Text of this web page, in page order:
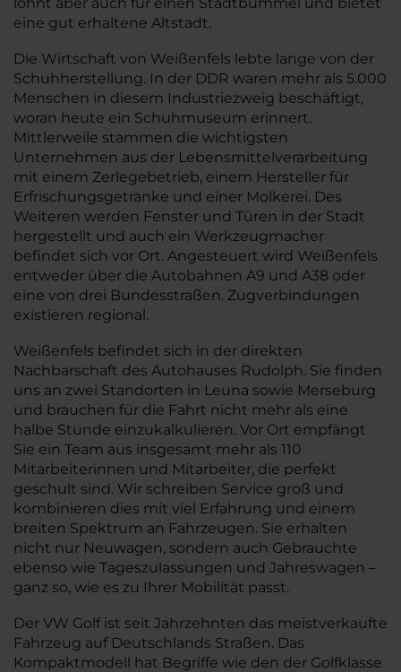
eine gut erhaltene Altstadt.
Die Wirtschaft von Weißenfels lebte lange von der
Schuhherstellung. In der DDR waren mehr als 5.000
Menschen in diesem Industriezweig beschäftigt,
woran heute ein Schuhmuseum erinnert.
Mittlerweile stammen die wichtigsten
Unternehmen aus der Lebensmittelverarbeitung
mit einem Zerlegebetrieb, einem Hersteller für
Erfrischungsgetränke und einer Molkerei. Des
Weiteren werden Fenster und Türen in der Stadt
hergestellt und auch ein Werkzeugmacher
befindet sich vor Ort. Angesteuert wird Weißenfels
entweder über die Autobahnen A9 und A38 oder
eine von drei Bundesstraßen. Zugverbindungen
existieren regional.
Weißenfels befindet sich in der direkten
Nachbarschaft des Autohauses Rudolph. Sie finden
uns an zwei Standorten in Leuna sowie Merseburg
und brauchen für die Fahrt nicht mehr als eine
halbe Stunde einzukalkulieren. Vor Ort empfängt
Sie ein Team aus insgesamt mehr als 110
Mitarbeiterinnen und Mitarbeiter, die perfekt
geschult sind. Wir schreiben Service groß und
kombinieren dies mit viel Erfahrung und einem
breiten Spektrum an Fahrzeugen. Sie erhalten
nicht nur Neuwagen, sondern auch Gebrauchte
ebenso wie Tageszulassungen und Jahreswagen –
ganz so, wie es zu Ihrer Mobilität passt.
Der VW Golf ist seit Jahrzehnten das meistverkaufte
Fahrzeug auf Deutschlands Straßen. Das
Kompaktmodell hat Begriffe wie den der Golfklasse